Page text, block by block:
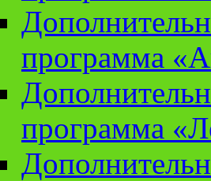
программа
программа